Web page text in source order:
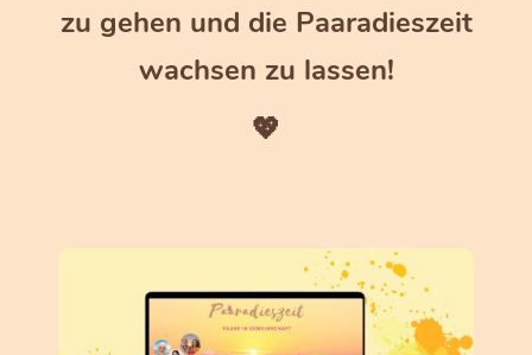
zu gehen und die Paaradieszeit
wachsen zu lassen!
💖